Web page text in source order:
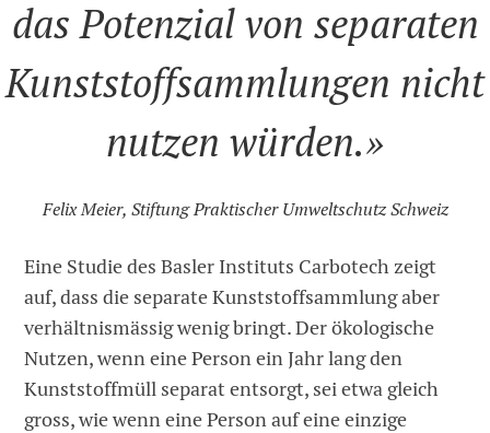
das Potenzial von separaten
Kunststoffsammlungen nicht
nutzen würden.»
Felix Meier, Stiftung Praktischer Umweltschutz Schweiz
Eine Studie des Basler Instituts Carbotech zeigt
auf, dass die separate Kunststoffsammlung aber
verhältnismässig wenig bringt. Der ökologische
Nutzen, wenn eine Person ein Jahr lang den
Kunststoffmüll separat entsorgt, sei etwa gleich
gross, wie wenn eine Person auf eine einzige